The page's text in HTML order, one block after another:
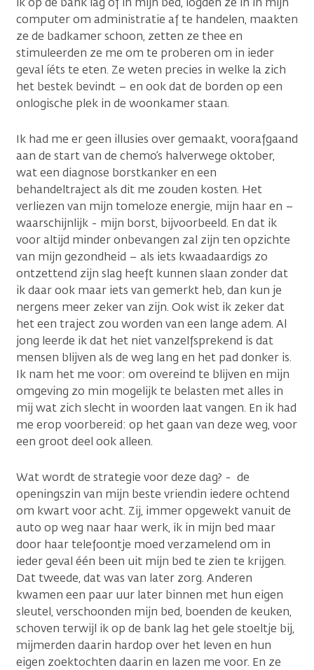
computer om administratie af te handelen, maakten
ze de badkamer schoon, zetten ze thee en
stimuleerden ze me om te proberen om in ieder
geval íéts te eten. Ze weten precies in welke la zich
het bestek bevindt – en ook dat de borden op een
onlogische plek in de woonkamer staan.
Ik had me er geen illusies over gemaakt, voorafgaand
aan de start van de chemo’s halverwege oktober,
wat een diagnose borstkanker en een
behandeltraject als dit me zouden kosten. Het
verliezen van mijn tomeloze energie, mijn haar en –
waarschijnlijk - mijn borst, bijvoorbeeld. En dat ik
voor altijd minder onbevangen zal zijn ten opzichte
van mijn gezondheid – als iets kwaadaardigs zo
ontzettend zijn slag heeft kunnen slaan zonder dat
ik daar ook maar iets van gemerkt heb, dan kun je
nergens meer zeker van zijn. Ook wist ik zeker dat
het een traject zou worden van een lange adem. Al
jong leerde ik dat het niet vanzelfsprekend is dat
mensen blijven als de weg lang en het pad donker is.
Ik nam het me voor: om overeind te blijven en mijn
omgeving zo min mogelijk te belasten met alles in
mij wat zich slecht in woorden laat vangen. En ik had
me erop voorbereid: op het gaan van deze weg, voor
een groot deel ook alleen.
Wat wordt de strategie voor deze dag? - de
openingszin van mijn beste vriendin iedere ochtend
om kwart voor acht. Zij, immer opgewekt vanuit de
auto op weg naar haar werk, ik in mijn bed maar
door haar telefoontje moed verzamelend om in
ieder geval één been uit mijn bed te zien te krijgen.
Dat tweede, dat was van later zorg. Anderen
kwamen een paar uur later binnen met hun eigen
sleutel, verschoonden mijn bed, boenden de keuken,
schoven terwijl ik op de bank lag het gele stoeltje bij,
mijmerden daarin hardop over het leven en hun
eigen zoektochten daarin en lazen me voor. En ze